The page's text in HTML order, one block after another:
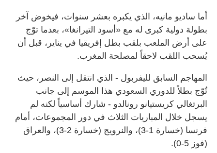
أما ساديو مانيه، الذي يكبره بعشر سنوات، فيخوض آخر
بطولة دولية كبرى له مع «أسود التيرانغا»، بعدما توّج
على أرض الملعب بلقب بطل إفريقيا في يناير، قبل أن
يُسحب اللقب لاحقاً لمصلحة المغرب.
المهاجم السابق لليفربول - الذي انتقل إلى النصر، حيث
تُوّج بطلاً للدوري السعودي هذا الموسم إلى جانب
البرتغالي كريستيانو رونالدو - شارك أساسياً لكنه لم
يسجل خلال المباريات الثلاث في دور المجموعات، أمام
فرنسا (خسارة 1-3)، والنرويج (خسارة 2-3)، والعراق
(فوز 5-0).